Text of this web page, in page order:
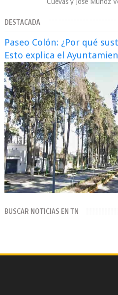
DESTACADA
Paseo Colón: ¿Por qué
Esto explica el
BUSCAR NOTICIAS EN TN